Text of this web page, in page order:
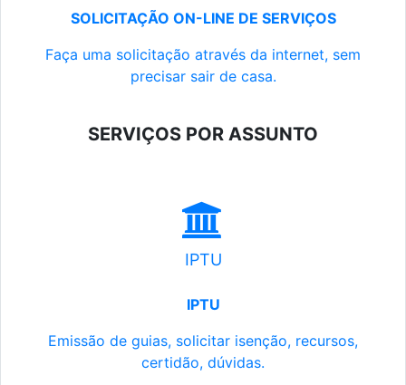
SOLICITAÇÃO ON-LINE DE SERVIÇOS
Faça uma solicitação através da internet, sem
precisar sair de casa.
SERVIÇOS POR ASSUNTO
IPTU
IPTU
Emissão de guias, solicitar isenção, recursos,
certidão, dúvidas.